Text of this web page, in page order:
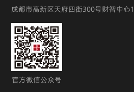
成都市高新区天府四街300号财智中心
官方微信公众号